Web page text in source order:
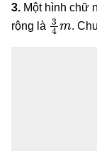
3. Một hình chữ
rộng là
3
.